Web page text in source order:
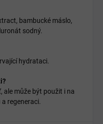
bambucké máslo,
sodný.
hydrataci.
ale může být použit i na
regeneraci.